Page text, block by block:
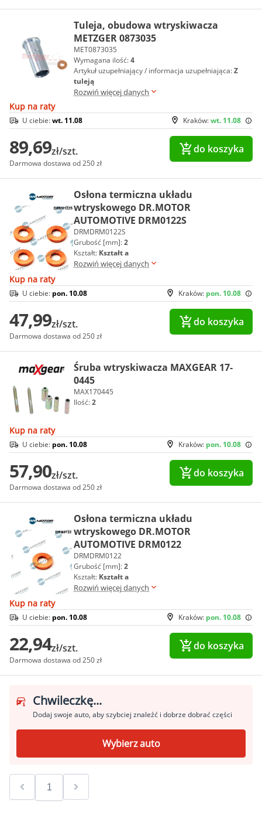
Tuleja, obudowa wtryskiwacza
METZGER 0873035
MET0873035
Wymagana ilość:4
Artykuł uzupełniający / informacja uzupełniająca:Z
tuleją
Rozwiń więcej danych
Kup na raty
Kraków:wt. 11.08
U ciebie:wt. 11.08
89,69zł/szt.
Darmowa dostawa od 250 zł
do koszyka
Osłona termiczna układu
wtryskowego DR.MOTOR
AUTOMOTIVE DRM0122S
DRMDRM0122S
Grubość [mm]:2
Kształt: Kształt a
Rozwiń więcej danych
Kup na raty
Kraków: pon. 10.08
U ciebie: pon. 10.08
47,99zł/szt.
Darmowa dostawa od 250 zł
do koszyka
Śruba wtryskiwacza MAXGEAR 17-
0445
MAX170445
Ilość:2
Kup na raty
Kraków: pon. 10.08
U ciebie: pon. 10.08
57,90zł/szt.
Darmowa dostawa od 250 zł
do koszyka
Osłona termiczna układu
wtryskowego DR.MOTOR
AUTOMOTIVE DRM0122
DRMDRM0122
Grubość [mm]:2
Kształt: Kształt a
Rozwiń więcej danych
Kup na raty
Kraków: pon. 10.08
U ciebie: pon. 10.08
22,94zł/szt.
Darmowa dostawa od 250 zł
do koszyka
Chwileczkę...
Dodaj swoje auto, aby szybciej znaleźć i dobrze dobrać części
Wybierz auto